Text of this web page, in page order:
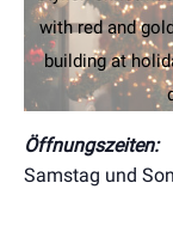
with red and
building at
Öffnungszeiten:
Samstag und